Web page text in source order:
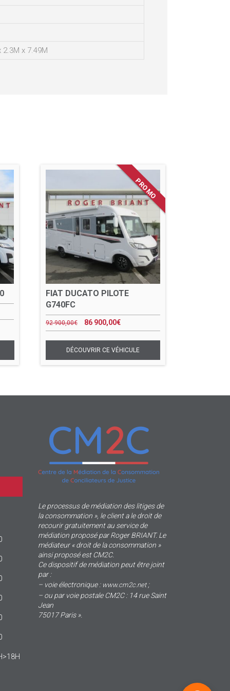
2.3M x 7.49M
FIAT DUCATO PILOTE
G740FC
92 900,00€ 86 900,00€
Le processus de médiation des litiges de
la consommation », le client a le droit de
recourir gratuitement au service de
médiation proposé par Roger BRIANT. Le
médiateur « droit de la consommation »
ainsi proposé est CM2C.
Ce dispositif de médiation peut être joint
par :
– voie électronique : www.cm2c.net;
– ou par voie postale CM2C : 14 rue Saint
Jean
75017 Paris ».